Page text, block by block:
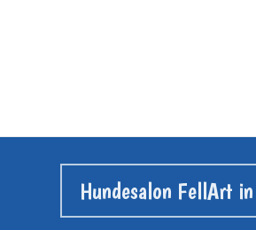
Hundesalon FellArt